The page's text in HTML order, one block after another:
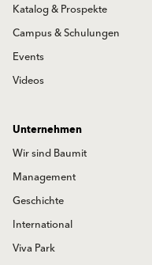
Katalog & Prospekte
Campus & Schulungen
Events
Videos
Unternehmen
Wir sind Baumit
Management
Geschichte
International
Viva Park